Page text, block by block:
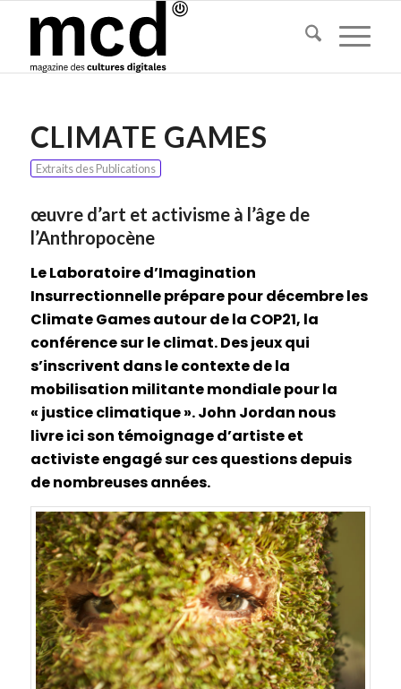
CLIMATE GAMES
Extraits des Publications
œuvre d’art et activisme à l’âge de
l’Anthropocène
Le Laboratoire d’Imagination
Insurrectionnelle prépare pour décembre les
Climate Games autour de la COP21, la
conférence sur le climat. Des jeux qui
s’inscrivent dans le contexte de la
mobilisation militante mondiale pour la
« justice climatique ». John Jordan nous
livre ici son témoignage d’artiste et
activiste engagé sur ces questions depuis
de nombreuses années.